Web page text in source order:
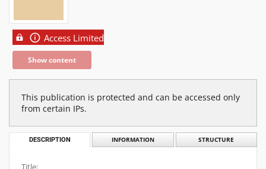
Access Limited
Show content
This publication is protected and can be accessed only
from certain IPs.
DESCRIPTION INFORMATION STRUCTURE
Title: